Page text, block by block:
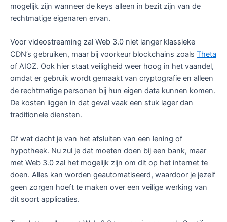
mogelijk zijn wanneer de keys alleen in bezit zijn van de
rechtmatige eigenaren ervan.
Voor videostreaming zal Web 3.0 niet langer klassieke
CDN’s gebruiken, maar bij voorkeur blockchains zoals Theta
of AIOZ. Ook hier staat veiligheid weer hoog in het vaandel,
omdat er gebruik wordt gemaakt van cryptografie en alleen
de rechtmatige personen bij hun eigen data kunnen komen.
De kosten liggen in dat geval vaak een stuk lager dan
traditionele diensten.
Of wat dacht je van het afsluiten van een lening of
hypotheek. Nu zul je dat moeten doen bij een bank, maar
met Web 3.0 zal het mogelijk zijn om dit op het internet te
doen. Alles kan worden geautomatiseerd, waardoor je jezelf
geen zorgen hoeft te maken over een veilige werking van
dit soort applicaties.